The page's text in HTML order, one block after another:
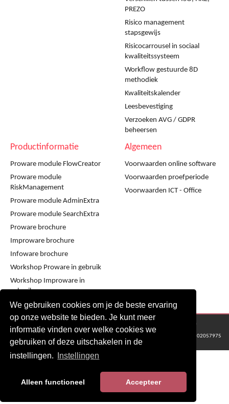
We gebruiken cookies om je de beste ervaring
op onze website te bieden. Je kunt meer
informatie vinden over welke cookies we
gebruiken of deze uitschakelen in de
instellingen.
Instellingen
Alleen functioneel Accepteer
PREZO
Risico management
stapsgewijs
Risicocarrousel in sociaal
kwaliteitssysteem
Workflow gestuurde 8D
methodiek
Kwaliteitskalender
Leesbevestiging
Verzoeken AVG / GDPR
beheersen
Productinformatie
Proware module FlowCreator
Proware module
RiskManagement
Proware module AdminExtra
Proware module SearchExtra
Proware brochure
Improware brochure
Infoware brochure
Workshop Proware in gebruik
Workshop Improware in
gebruik
Algemeen
Voorwaarden online software
Voorwaarden proefperiode
Voorwaarden ICT - Office
© 2016 - 2024 Metaware B.V., Mediacentrale Helperpark 288G, 9723ZA Groningen
KvK Groningen nr: 02057975